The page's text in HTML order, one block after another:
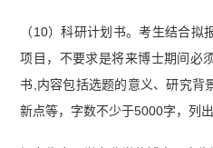
（10）科研计划书。考生结合
项目，不要求是将来博士期间必
书,内容包括选题的意义、研究背
新点等，字数不少于5000字，列